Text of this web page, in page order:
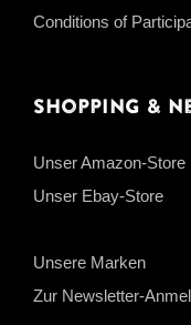
Conditions of
Shopping &
Unser Amazon-Store
Unser Ebay-Store
Unsere Marken
Zur Newsletter-